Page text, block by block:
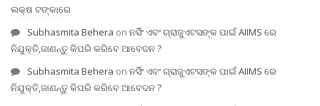
ଲକ୍ଷ ଟଙ୍କାରେ
Subhasmita Behera on ନର୍ସିଂ ଏବଂ ଗ୍ରାଜୁଏଟସଙ୍କ ପାଇଁ AIIMS ରେ
ନିଯୁକ୍ତି,ଜାଣନ୍ତୁ କିପରି କରିବେ ଆବେଦନ ?
Subhasmita Behera on ନର୍ସିଂ ଏବଂ ଗ୍ରାଜୁଏଟସଙ୍କ ପାଇଁ AIIMS ରେ
ନିଯୁକ୍ତି,ଜାଣନ୍ତୁ କିପରି କରିବେ ଆବେଦନ ?